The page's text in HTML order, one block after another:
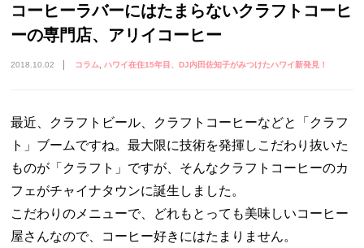
コーヒーラバーにはたまらないクラフトコーヒ
ーの専門店、アリイコーヒー
2018.10.02 コラム ハワイ在住15年目、DJ内田佐知子がみつけたハワイ新発見！
最近、クラフトビール、クラフトコーヒーなどと「クラフ
ト」ブームですね。最大限に技術を発揮しこだわり抜いた
ものが「クラフト」ですが、そんなクラフトコーヒーのカ
フェがチャイナタウンに誕生しました。
こだわりのメニューで、どれもとっても美味しいコーヒー
屋さんなので、コーヒー好きにはたまりません。